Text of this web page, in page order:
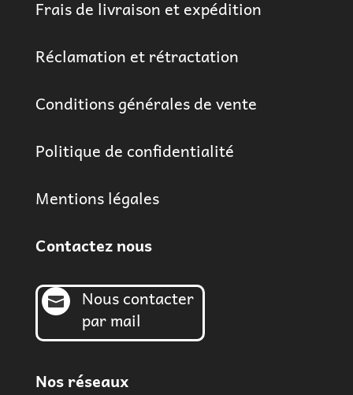
Frais de livraison et expédition
Réclamation et rétractation
Conditions générales de vente
Politique de confidentialité
Mentions légales
Contactez nous

Nous contacter
par mail
Nos réseaux